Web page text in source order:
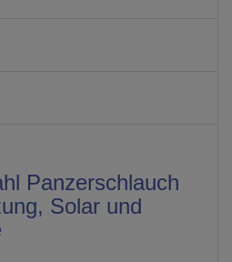
Panzerschlauch
Solar und